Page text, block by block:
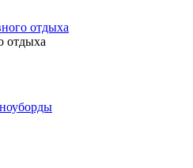
отдыха